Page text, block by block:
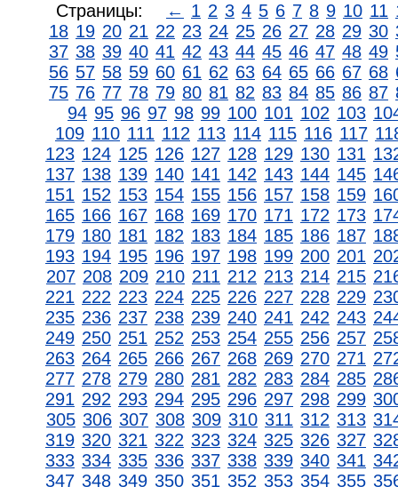
Страницы: ← 1 2 3 4 5 6 7 8 9 10 11
18 19 20 21 22 23 24 25 26 27 28 29 30
37 38 39 40 41 42 43 44 45 46 47 48 49
56 57 58 59 60 61 62 63 64 65 66 67 68
75 76 77 78 79 80 81 82 83 84 85 86 87
94 95 96 97 98 99 100 101 102 103
109 110 111 112 113 114 115 116 117
123 124 125 126 127 128 129 130 131
137 138 139 140 141 142 143 144 145
151 152 153 154 155 156 157 158 159
165 166 167 168 169 170 171 172 173
179 180 181 182 183 184 185 186 187
193 194 195 196 197 198 199 200 201
207 208 209 210 211 212 213 214 215
221 222 223 224 225 226 227 228 229
235 236 237 238 239 240 241 242 243
249 250 251 252 253 254 255 256 257
263 264 265 266 267 268 269 270 271
277 278 279 280 281 282 283 284 285
291 292 293 294 295 296 297 298 299
305 306 307 308 309 310 311 312 313
319 320 321 322 323 324 325 326 327
333 334 335 336 337 338 339 340 341
347 348 349 350 351 352 353 354 355